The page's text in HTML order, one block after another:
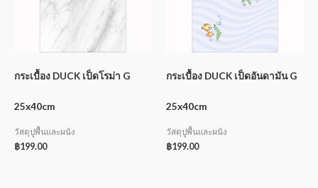
กระเบื้อง DUCK เป็ดโรม่า G
25x40cm
วัสดุปูพื้นและผนัง
฿199.00
กระเบื้อง DUCK เป็ดอันดามัน G
25x40cm
วัสดุปูพื้นและผนัง
฿199.00